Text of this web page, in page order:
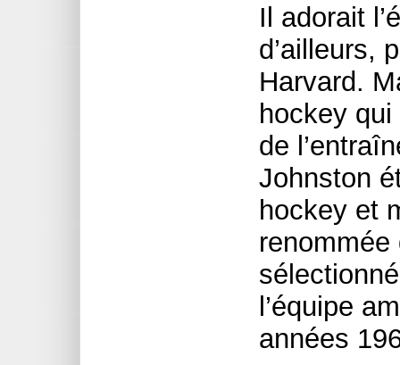
Il adorait
d’ailleurs,
Harvard.
hockey
de
Johnston
hockey et
renommée
l’équipe
années